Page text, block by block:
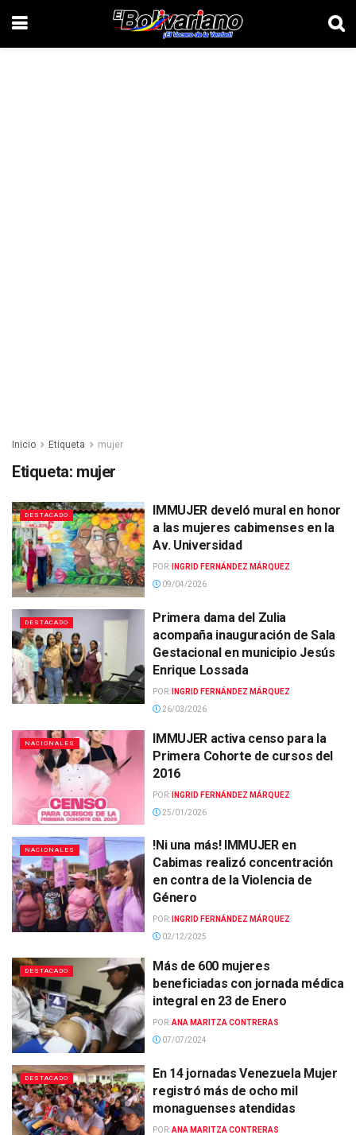
Inicio Etiqueta mujer
Etiqueta: mujer
DESTACADO
IMMUJER develó mural en honor
a las mujeres cabimenses en la
Av. Universidad
POR:
INGRID FERNÁNDEZ MÁRQUEZ
09/04/2026
DESTACADO
Primera dama del Zulia
acompaña inauguración de Sala
Gestacional en municipio Jesús
Enrique Lossada
POR:
INGRID FERNÁNDEZ MÁRQUEZ
26/03/2026
NACIONALES
IMMUJER activa censo para la
Primera Cohorte de cursos del
2016
POR:
INGRID FERNÁNDEZ MÁRQUEZ
25/01/2026
NACIONALES
!Ni una más! IMMUJER en
Cabimas realizó concentración
en contra de la Violencia de
Género
POR:
INGRID FERNÁNDEZ MÁRQUEZ
02/12/2025
DESTACADO
Más de 600 mujeres
beneficiadas con jornada médica
integral en 23 de Enero
POR:ANA MARITZA CONTRERAS
07/07/2024
DESTACADO
En 14 jornadas Venezuela Mujer
registró más de ocho mil
monaguenses atendidas
POR:ANA MARITZA CONTRERAS